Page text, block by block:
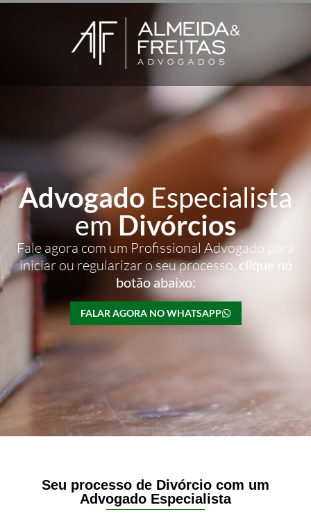
Advogado Especialista
emDivórcios
Fale agora com um Profissional Advogado para
iniciar ou regularizar o seu processo, clique no
botão abaixo:
FALAR AGORA NO WHATSAPP
Seu processo de Divórcio com um
Advogado Especialista